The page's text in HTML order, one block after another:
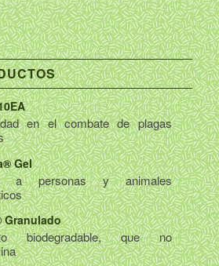
en el combate de plagas
Gel
a personas y animales
Granulado
biodegradable, que no